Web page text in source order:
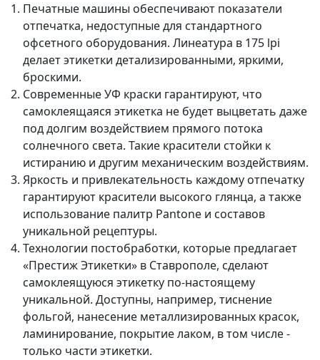
Печатные машины обеспечивают показатели
отпечатка, недоступные для стандартного
офсетного оборудования. Линеатура в 175 lpi
делает этикетки детализированными, яркими,
броскими.
Современные УФ краски гарантируют, что
самоклеящаяся этикетка не будет выцветать даже
под долгим воздействием прямого потока
солнечного света. Такие красители стойки к
истиранию и другим механическим воздействиям.
Яркость и привлекательность каждому отпечатку
гарантируют красители высокого глянца, а также
использование палитр Pantone и составов
уникальной рецептуры.
Технологии постобработки, которые предлагает
«Престиж Этикетки» в Ставрополе, сделают
самоклеящуюся этикетку по-настоящему
уникальной. Доступны, например, тиснение
фольгой, нанесение металлизированных красок,
ламинирование, покрытие лаком, в том числе -
только части этикетки.